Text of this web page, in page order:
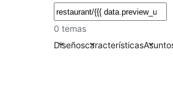
Buscar
0 temas
Diseñoscaracterísticas